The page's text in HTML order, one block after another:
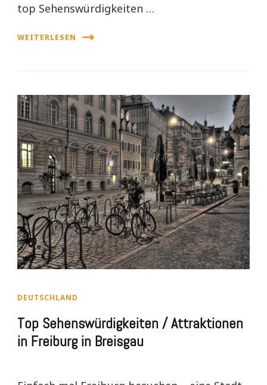
top Sehenswürdigkeiten …
WEITERLESEN
DEUTSCHLAND
Top Sehenswürdigkeiten / Attraktionen
in Freiburg in Breisgau